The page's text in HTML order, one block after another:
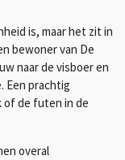
is, maar het zit in
bewoner van De
naar de visboer en
Een prachtig
of de futen in de
overal